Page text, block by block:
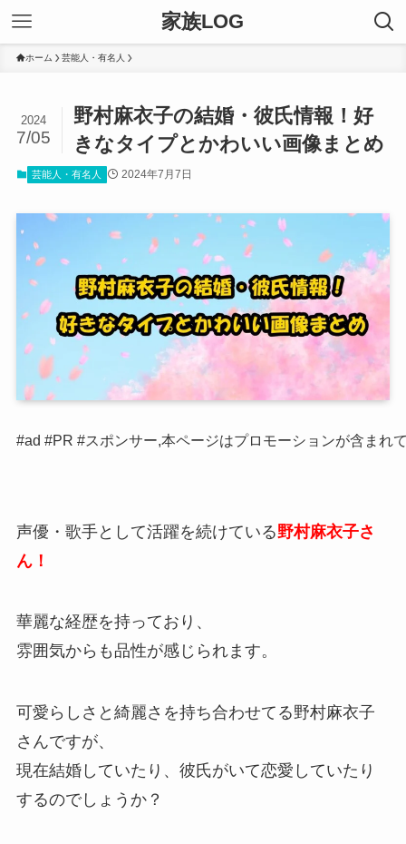
家族LOG
ホーム 芸能人・有名人
野村麻衣子の結婚・彼氏情報！好
きなタイプとかわいい画像まとめ
2024
7/05
芸能人・有名人 2024年7月7日
#ad #PR #スポンサー,本ページはプロモーションが含まれ
声優・歌手として活躍を続けている野村麻衣子さ
ん！
華麗な経歴を持っており、
雰囲気からも品性が感じられます。
可愛らしさと綺麗さを持ち合わせてる野村麻衣子
さんですが、
現在結婚していたり、彼氏がいて恋愛していたり
するのでしょうか？